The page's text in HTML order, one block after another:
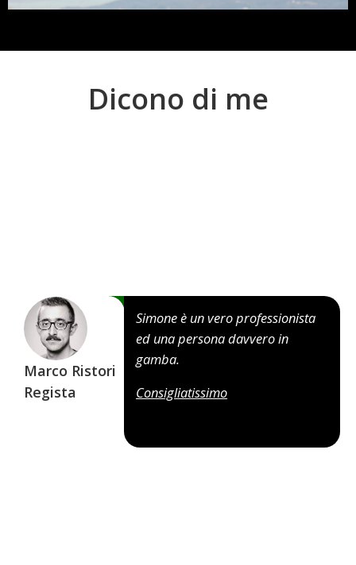
Dicono di me
Ristori
Simone è un vero professionista
ed una persona davvero in
gamba.
Consigliatissimo